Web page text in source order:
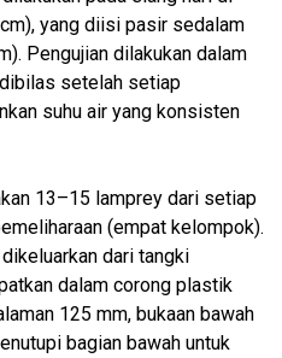
yang diisi pasir sedalam
Pengujian dilakukan dalam
setelah setiap
suhu air yang konsisten
13–15 lamprey dari setiap
(empat kelompok).
dari tangki
dalam corong plastik
125 mm, bukaan bawah
bagian bawah untuk